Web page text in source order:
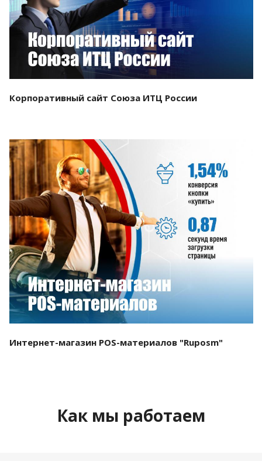
Корпоративный сайт Союза ИТЦ России
Смотреть проект
Интернет-магазин POS-материалов "Ruposm"
Как мы работаем